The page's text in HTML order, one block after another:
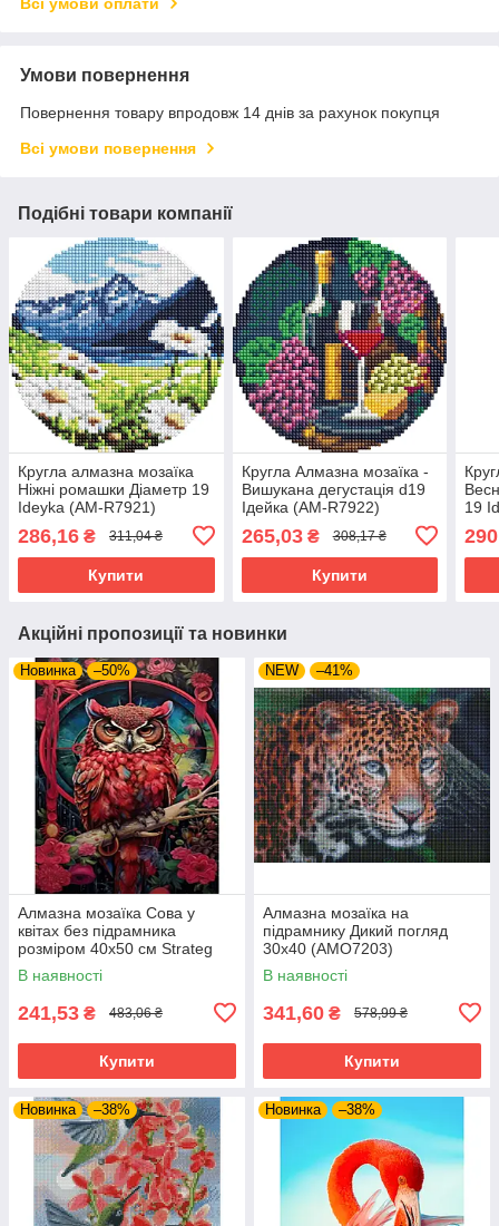
Умови повернення
Повернення товару впродовж 14 днів за рахунок покупця
Всі умови повернення
Подібні товари компанії
Кругла алмазна мозаїка
Ніжні ромашки Діаметр 19
Ideyka (AM-R7921)
286,16 ₴ 311,04 ₴
Купити
Кругла Алмазна мозаїка -
Вишукана дегустація d19
Ідейка (AM-R7922)
265,03₴ 308,17 ₴
Купити
19
Акційні пропозиції та новинки
Новинка –50%
Алмазна мозаїка Сова у
квітах без підрамника
розміром 40х50 см Strateg
(JSFH85881)
В наявності
241,53 ₴ 483,06 ₴
Купити
NEW –41%
Алмазна мозаїка на
підрамнику Дикий погляд
30х40 (AMO7203)
В наявності
341,60 ₴ 578,99 ₴
Купити
Новинка –38% Новинка –38%